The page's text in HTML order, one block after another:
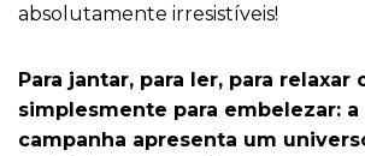
absolutamente irresistíveis!
Para jantar, para ler, para relaxar
simplesmente para embelezar: a
campanha apresenta um